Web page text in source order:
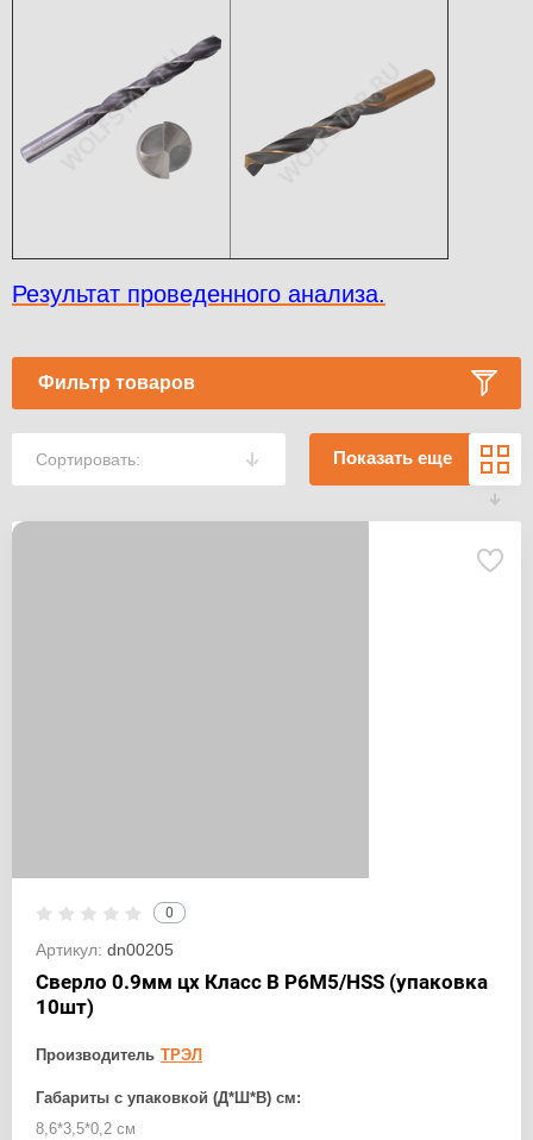
Результат проведенного анализа.
Фильтр товаров
Сортировать: Показать еще
0
Артикул: dn00205
Сверло 0.9мм цх Класс В Р6М5/HSS (упаковка
10шт)
Производитель ТРЭЛ
Габариты с упаковкой (Д*Ш*В) см:
8,6*3,5*0,2 см